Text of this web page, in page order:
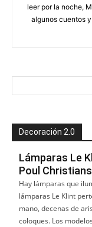
leer por la noche,
algunos cuentos
Decoración 2.0
Lámparas Le
Poul
Hay lámparas que
lámparas Le Klint
mano, decenas de
coloques. Los